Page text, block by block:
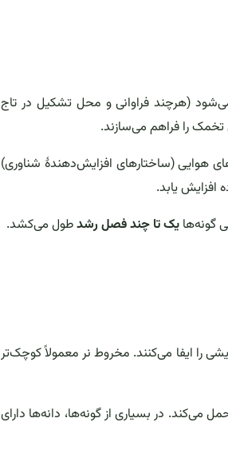
(هرچند فراوانی و محل تشکیل در تاج
را فراهم می‌سازند.
هوایی (ساختارهای افزایش‌دهندهٔ شناوری)
افزایش یابد.
گونه‌ها یک تا چند فصل رشدطول می‌کشد.
را ایفا می‌کنند. مخروط نر معمولاً کوچک‌تر